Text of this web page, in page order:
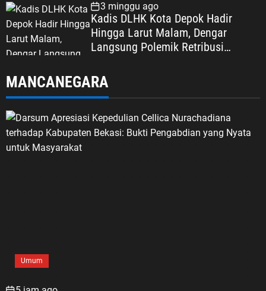
3 minggu ago
Kadis DLHK Kota Depok Hadir
Hingga Larut Malam, Dengar
Langsung Polemik Retribusi
MANCANEGARA
Umum